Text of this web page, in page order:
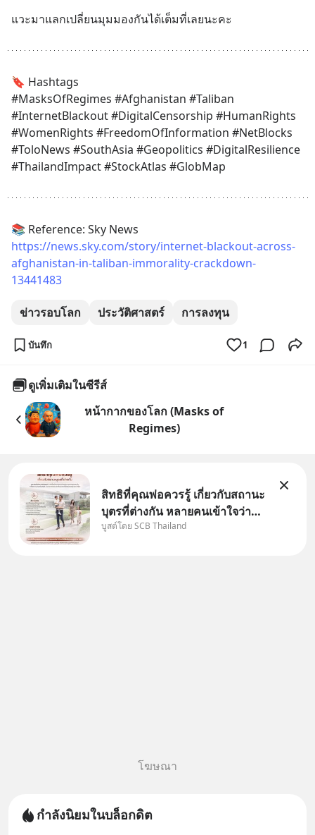
แวะมาแลกเปลี่ยนมุมมองกันได้เต็มที่เลยนะคะ
🔖 Hashtags
#MasksOfRegimes #Afghanistan #Taliban
#InternetBlackout #DigitalCensorship #HumanRights
#WomenRights #FreedomOfInformation #NetBlocks
#ToloNews #SouthAsia #Geopolitics #DigitalResilience
#ThailandImpact #StockAtlas #GlobMap
📚 Reference: Sky News
https://news.sky.com/story/internet-blackout-across-
afghanistan-in-taliban-immorality-crackdown-
13441483
ข่าวรอบโลก ประวัติศาสตร์ การลงทุน
บันทึก 1
ดูเพิ่มเติมในซีรีส์
หน้ากากของโลก (Masks of
Regimes)
สิทธิที่คุณพ่อควรรู้ เกี่ยวกับสถานะ
บุตรที่ต่างกัน หลายคนเข้าใจว่า
"เมื่อเป็นลูกของพ่อและแม่ ก็ย่อม
บูสต์โดย SCB Thailand
โฆษณา
กำลังนิยมในบล็อกดิต